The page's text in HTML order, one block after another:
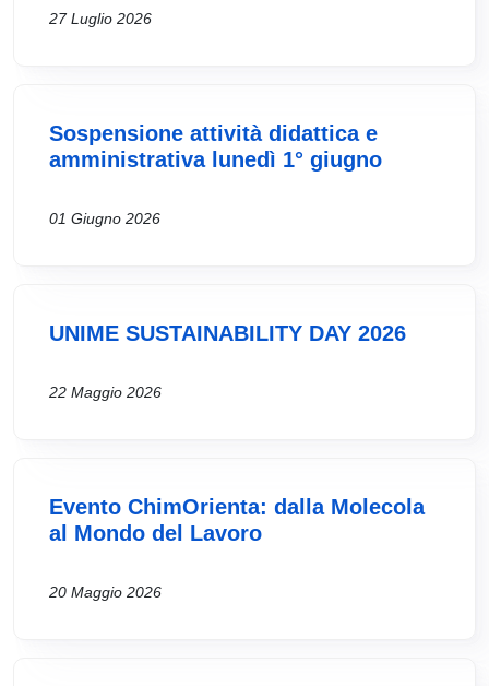
27 Luglio 2026
Sospensione attività didattica e
amministrativa lunedì 1° giugno
01 Giugno 2026
UNIME SUSTAINABILITY DAY 2026
22 Maggio 2026
Evento ChimOrienta: dalla Molecola
al Mondo del Lavoro
20 Maggio 2026